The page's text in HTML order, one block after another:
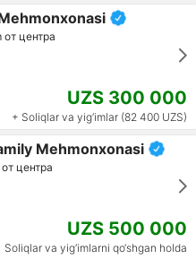
от центра
UZS 300 000
+ Soliqlar va yig‘imlar (82 400 UZS)
Mehmonxonasi
центра
UZS 500 000
Soliqlar va yig‘imlarni qo‘shgan holda